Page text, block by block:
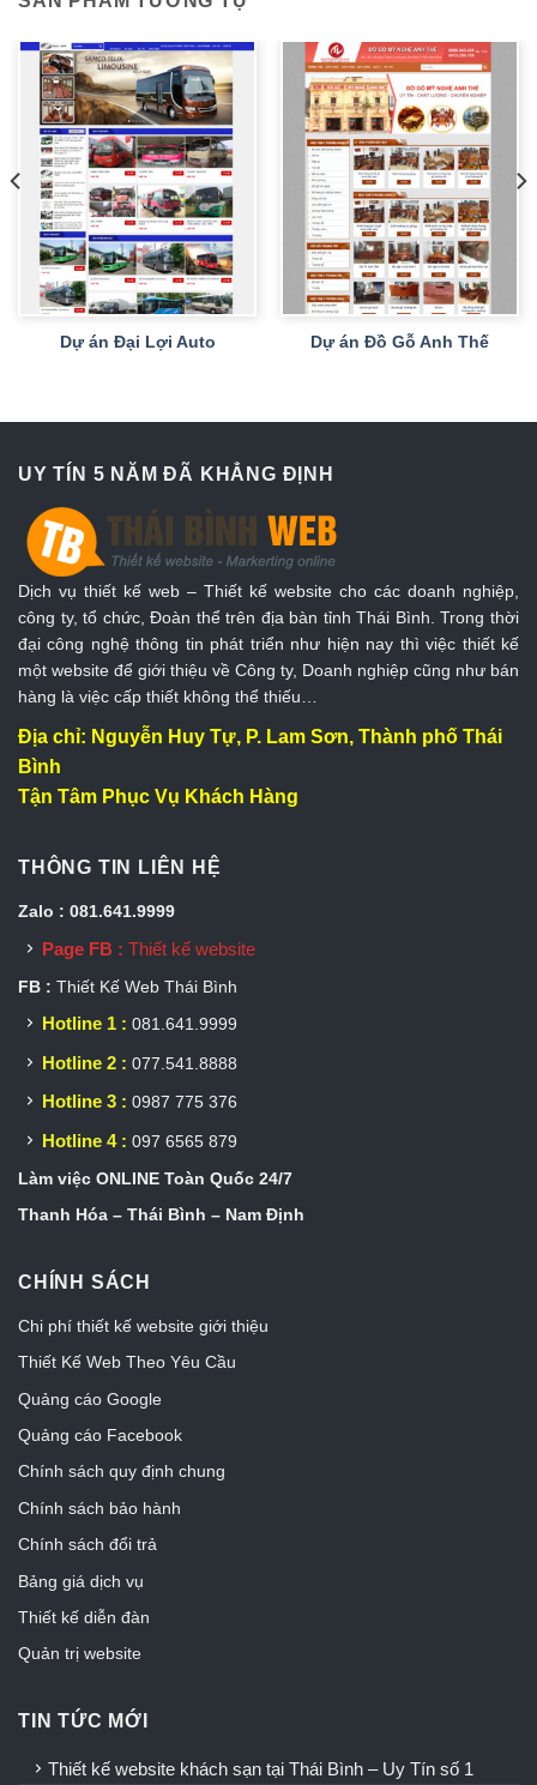
Dự án Đại Lợi Auto Dự án Đồ Gỗ Anh Thế
UY TÍN 5 NĂM ĐÃ KHẲNG ĐỊNH
Dịch vụ thiết kế web – Thiết kế website cho các doanh nghiệp,
công ty, tổ chức, Đoàn thể trên địa bàn tỉnh Thái Bình. Trong thời
đại công nghệ thông tin phát triển như hiện nay thì việc thiết kế
một website để giới thiệu về Công ty, Doanh nghiệp cũng như bán
hàng là việc cấp thiết không thể thiếu…
Địa chỉ: Nguyễn Huy Tự, P. Lam Sơn, Thành phố Thái
Bình
Tận Tâm Phục Vụ Khách Hàng
THÔNG TIN LIÊN HỆ
Zalo : 081.641.9999
Page FB : Thiết kế website
FB : Thiết Kế Web Thái Bình
Hotline 1 : 081.641.9999
Hotline 2 : 077.541.8888
Hotline 3 : 0987 775 376
Hotline 4 : 097 6565 879
Làm việc ONLINE Toàn Quốc 24/7
Thanh Hóa – Thái Bình – Nam Định
CHÍNH SÁCH
Chi phí thiết kế website giới thiệu
Thiết Kế Web Theo Yêu Cầu
Quảng cáo Google
Quảng cáo Facebook
Chính sách quy định chung
Chính sách bảo hành
Chính sách đổi trả
Bảng giá dịch vụ
Thiết kế diễn đàn
Quản trị website
TIN TỨC MỚI
Thiết kế website khách sạn tại Thái Bình – Uy Tín số 1